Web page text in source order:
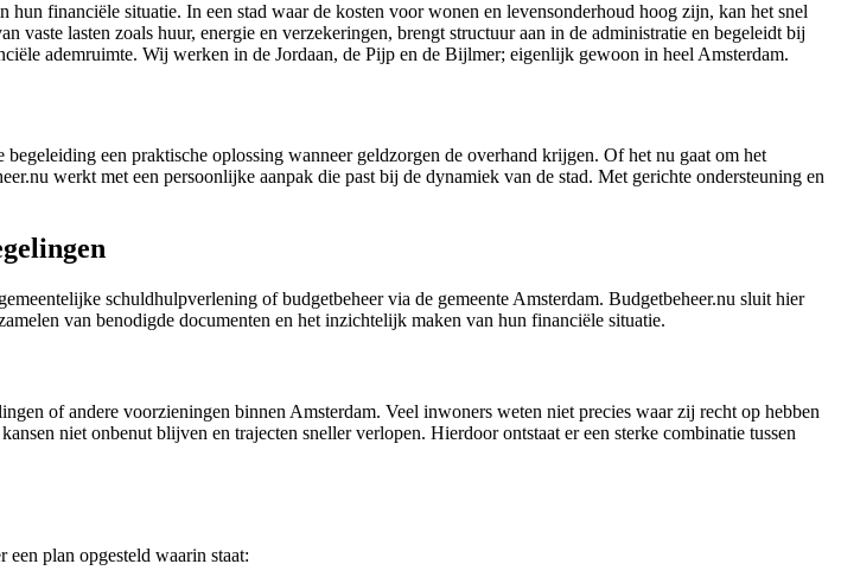
financiële situatie. In een stad waar de kosten voor wonen en levensonderhoud hoog zijn, kan het snel
lasten zoals huur, energie en verzekeringen, brengt structuur aan in de administratie en begeleidt bij
ademruimte. Wij werken in de Jordaan, de Pijp en de Bijlmer; eigenlijk gewoon in heel Amsterdam.
een praktische oplossing wanneer geldzorgen de overhand krijgen. Of het nu gaat om het
werkt met een persoonlijke aanpak die past bij de dynamiek van de stad. Met gerichte ondersteuning en
schuldhulpverlening of budgetbeheer via de gemeente Amsterdam. Budgetbeheer.nu sluit hier
van benodigde documenten en het inzichtelijk maken van hun financiële situatie.
of andere voorzieningen binnen Amsterdam. Veel inwoners weten niet precies waar zij recht op hebben
niet onbenut blijven en trajecten sneller verlopen. Hierdoor ontstaat er een sterke combinatie tussen
plan opgesteld waarin staat: